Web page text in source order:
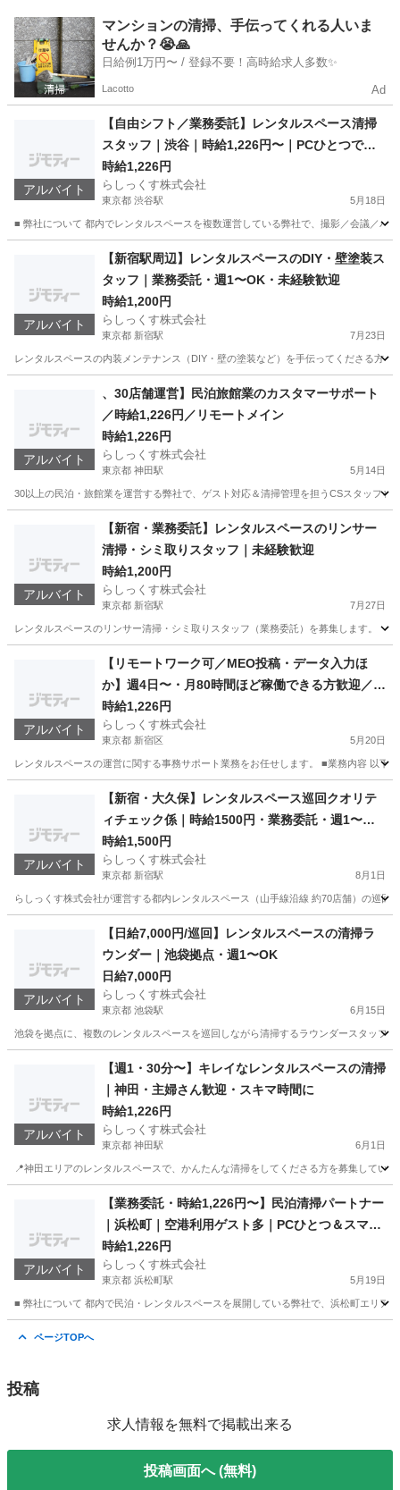
愛知 名古屋市 その他 スタッフ
マンションの清掃、手伝ってくれる人いま
せんか？😭🙏
日給例1万円〜 / 登録不要！高時給求人多数✨
Lacotto Ad
アルバイト
【自由シフト／業務委託】レンタルスペース清掃
スタッフ｜渋谷｜時給1,226円〜｜PCひとつで稼
働報告完結
時給1,226円
らしっくす株式会社
東京都 渋谷駅 5月18日
■ 弊社について 都内でレンタルスペースを複数運営している弊社で、撮影／会議／
渋谷駅 軽作業 時給
アルバイト
【新宿駅周辺】レンタルスペースのDIY・壁塗装ス
タッフ｜業務委託・週1〜OK・未経験歓迎
時給1,200円
らしっくす株式会社
東京都 新宿駅 7月23日
レンタルスペースの内装メンテナンス（DIY・壁の塗装など）を手伝ってくださる方
新宿駅 その他 DIY
アルバイト
、30店舗運営】民泊旅館業のカスタマーサポート
／時給1,226円／リモートメイン
時給1,226円
らしっくす株式会社
東京都 神田駅 5月14日
30以上の民泊・旅館業を運営する弊社で、ゲスト対応＆清掃管理を担うCSスタッフ
神田駅 その他
アルバイト
【新宿・業務委託】レンタルスペースのリンサー
清掃・シミ取りスタッフ｜未経験歓迎
時給1,200円
らしっくす株式会社
東京都 新宿駅 7月27日
レンタルスペースのリンサー清掃・シミ取りスタッフ（業務委託）を募集します。
新宿駅 スタッフ
アルバイト
【リモートワーク可／MEO投稿・データ入力ほ
か】週4日〜・月80時間ほど稼働できる方歓迎／扶
養内OK／主婦(夫)・副業歓迎！
時給1,226円
らしっくす株式会社
東京都 新宿区 5月20日
レンタルスペースの運営に関する事務サポート業務をお任せします。 ■業務内容 以下
その他 リモートワーク
アルバイト
【新宿・大久保】レンタルスペース巡回クオリテ
ィチェック係｜時給1500円・業務委託・週1〜・
インテリア好き歓迎
時給1,500円
らしっくす株式会社
東京都 新宿駅 8月1日
らしっくす株式会社が運営する都内レンタルスペース（山手線沿線 約70店舗）の巡
新宿駅 その他 業務委託
アルバイト
【日給7,000円/巡回】レンタルスペースの清掃ラ
ウンダー｜池袋拠点・週1〜OK
日給7,000円
らしっくす株式会社
東京都 池袋駅 6月15日
池袋を拠点に、複数のレンタルスペースを巡回しながら清掃するラウンダースタッフ
池袋駅 清掃
アルバイト
【週1・30分〜】キレイなレンタルスペースの清掃
｜神田・主婦さん歓迎・スキマ時間に
時給1,226円
らしっくす株式会社
東京都 神田駅 6月1日
📍神田エリアのレンタルスペースで、かんたんな清掃をしてくださる方を募集してい
神田駅 清掃
アルバイト
【業務委託・時給1,226円〜】民泊清掃パートナー
｜浜松町｜空港利用ゲスト多｜PCひとつ＆スマホ
で報告完結
時給1,226円
らしっくす株式会社
東京都 浜松町駅 5月19日
■ 弊社について 都内で民泊・レンタルスペースを展開している弊社で、浜松町エリア
ページTOPへ
投稿
求人情報を無料で掲載出来る
投稿画面へ (無料)